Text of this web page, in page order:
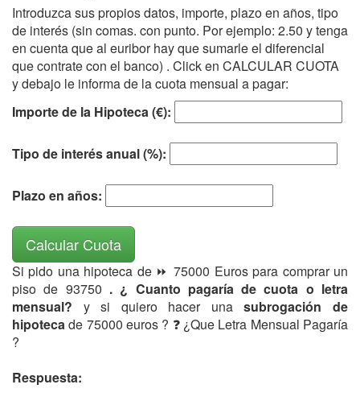
Introduzca sus propios datos, importe, plazo en años, tipo
de interés (sin comas. con punto. Por ejemplo: 2.50 y tenga
en cuenta que al euribor hay que sumarle el diferencial
que contrate con el banco) . Click en CALCULAR CUOTA
y debajo le informa de la cuota mensual a pagar:
Importe de la Hipoteca (€):
Tipo de interés anual (%):
Plazo en años:
Calcular Cuota
Si pido una hipoteca de ⏩ 75000 Euros para comprar un
piso de 93750 . ¿ Cuanto pagaría de cuota o letra
mensual? y si quiero hacer unasubrogación de
hipotecade 75000 euros ? ❓ ¿Que Letra Mensual Pagaría
?
Respuesta: